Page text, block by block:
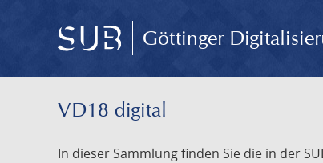
Göttinger
VD18 digital
In dieser Sammlung finden Sie die in der